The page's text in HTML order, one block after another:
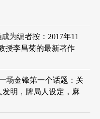
为编者按：2017年11
授李昌菊的最新著作
场金锋第一个话题：关
明，牌局人设定，麻